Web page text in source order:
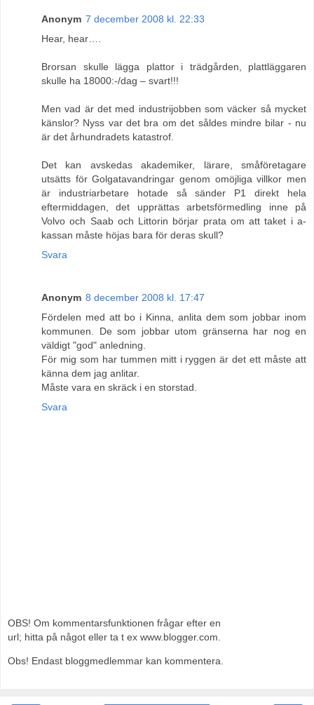
Anonym 7 december 2008 kl. 22:33
Hear, hear….
Brorsan skulle lägga plattor i trädgården, plattläggaren
skulle ha 18000:-/dag – svart!!!
Men vad är det med industrijobben som väcker så mycket
känslor? Nyss var det bra om det såldes mindre bilar - nu
är det århundradets katastrof.
Det kan avskedas akademiker, lärare, småföretagare
utsätts för Golgatavandringar genom omöjliga villkor men
är industriarbetare hotade så sänder P1 direkt hela
eftermiddagen, det upprättas arbetsförmedling inne på
Volvo och Saab och Littorin börjar prata om att taket i a-
kassan måste höjas bara för deras skull?
Svara
Anonym 8 december 2008 kl. 17:47
Fördelen med att bo i Kinna, anlita dem som jobbar inom
kommunen. De som jobbar utom gränserna har nog en
väldigt "god" anledning.
För mig som har tummen mitt i ryggen är det ett måste att
känna dem jag anlitar.
Måste vara en skräck i en storstad.
Svara
OBS! Om kommentarsfunktionen frågar efter en
url; hitta på något eller ta t ex www.blogger.com.
Obs! Endast bloggmedlemmar kan kommentera.